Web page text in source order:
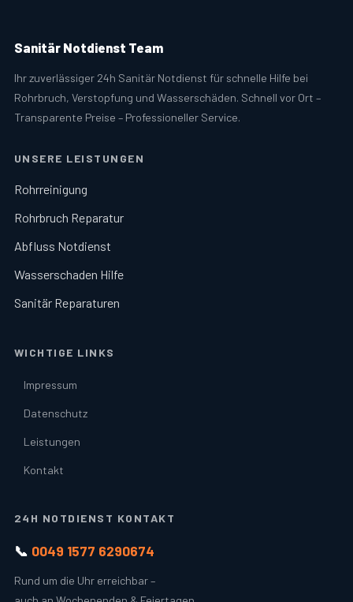
Sanitär Notdienst Team
Ihr zuverlässiger 24h Sanitär Notdienst für schnelle Hilfe bei
Rohrbruch, Verstopfung und Wasserschäden. Schnell vor Ort –
Transparente Preise – Professioneller Service.
UNSERE LEISTUNGEN
Rohrreinigung
Rohrbruch Reparatur
Abfluss Notdienst
Wasserschaden Hilfe
Sanitär Reparaturen
WICHTIGE LINKS
Impressum
Datenschutz
Leistungen
Kontakt
24H NOTDIENST KONTAKT
📞 0049 1577 6290674
Rund um die Uhr erreichbar –